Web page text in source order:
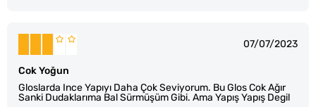
07/07/2023
Cok Yoğun
Gloslarda Ince Yapıyı Daha Çok Seviyorum. Bu Glos Cok Ağır
Sanki Dudaklarıma Bal Sürmüşüm Gibi. Ama Yapış Yapış Degil